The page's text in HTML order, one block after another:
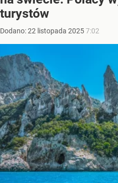
turystów
Dodano:22 listopada 20257:02